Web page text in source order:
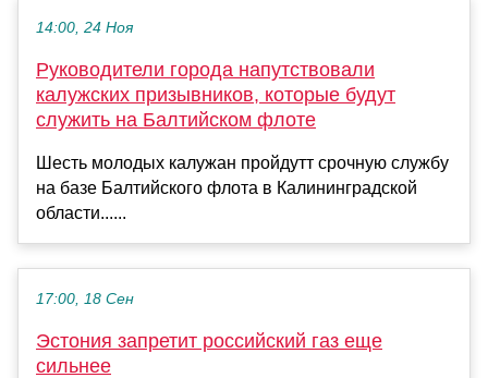
14:00, 24 Ноя
Руководители города напутствовали
калужских призывников, которые будут
служить на Балтийском флоте
Шесть молодых калужан пройдутт срочную службу
на базе Балтийского флота в Калининградской
области......
17:00, 18 Сен
Эстония запретит российский газ еще
сильнее